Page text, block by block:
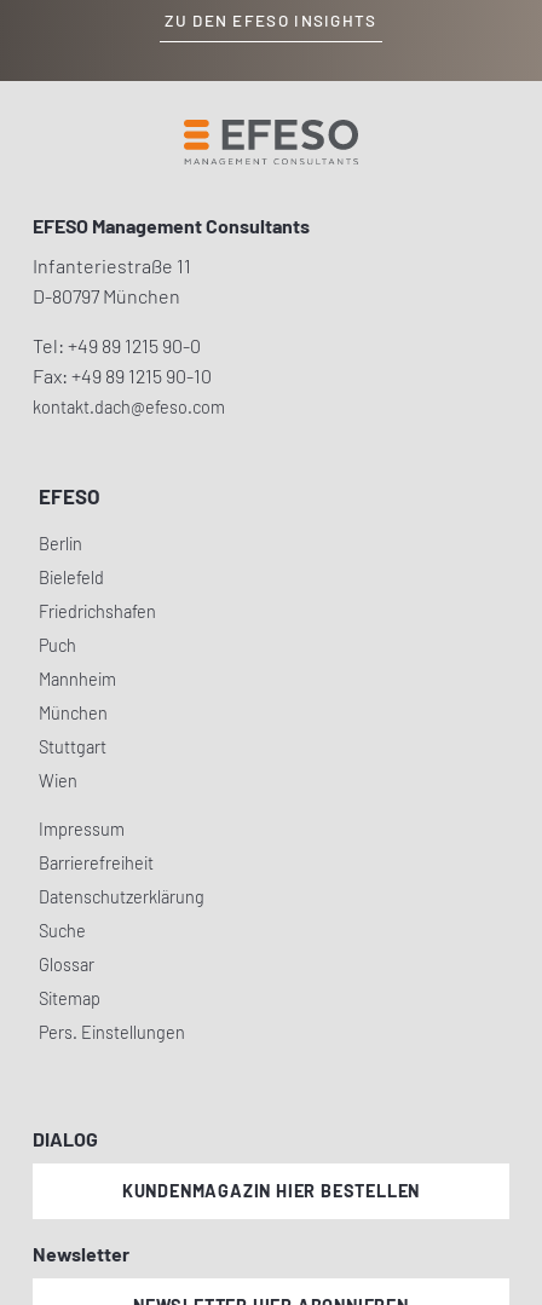
ZU DEN EFESO INSIGHTS
EFESO Management Consultants
Infanteriestraße 11
D-80797 München
Tel: +49 89 1215 90-0
Fax: +49 89 1215 90-10
kontakt.dach@efeso.com
EFESO
Berlin
Bielefeld
Friedrichshafen
Puch
Mannheim
München
Stuttgart
Wien
Impressum
Barrierefreiheit
Datenschutzerklärung
Suche
Glossar
Sitemap
Pers. Einstellungen
DIALOG
KUNDENMAGAZIN HIER BESTELLEN
Newsletter